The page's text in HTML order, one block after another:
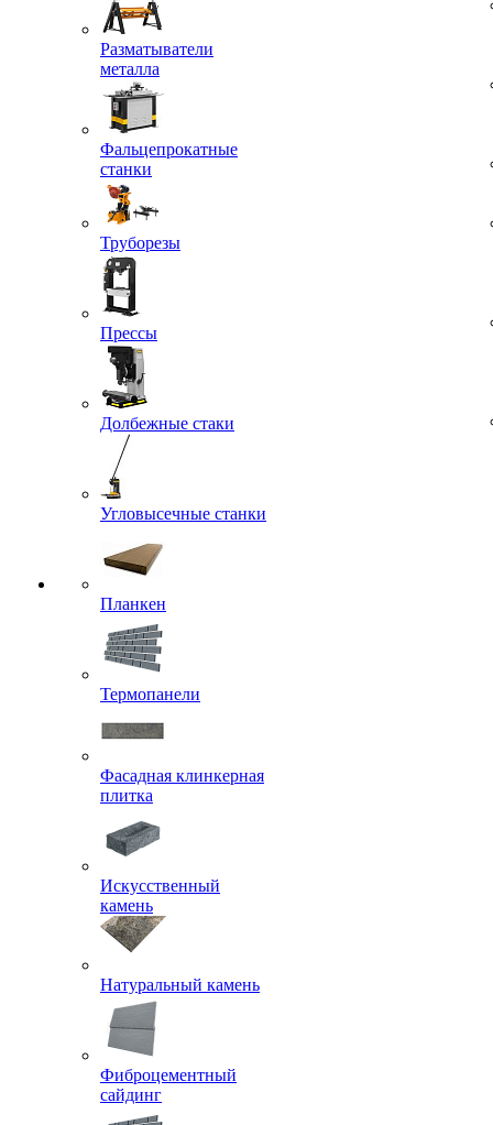
Разматыватели
металла
Фальцепрокатные
станки
Труборезы
Прессы
Долбежные стаки
Угловысечные станки
Планкен
Термопанели
Фасадная клинкерная
плитка
Искусственный
камень
Натуральный камень
Фиброцементный
сайдинг